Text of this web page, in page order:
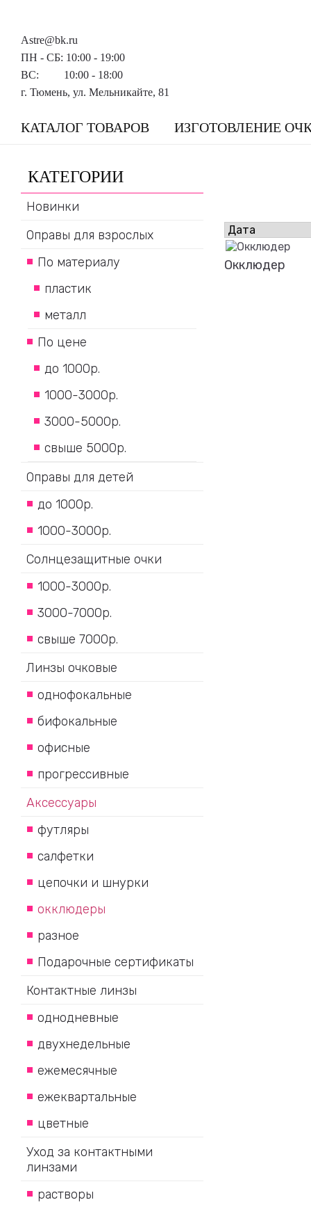
Astre@bk.ru
ПН - СБ: 10:00 - 19:00
ВС: 10:00 - 18:00
г. Тюмень, ул. Мельникайте, 81
КАТАЛОГ ТОВАРОВ ИЗГОТОВЛЕНИЕ
Окклюдер
КАТЕГОРИИ
Новинки
Оправы для взрослых
По материалу
пластик
металл
По цене
до 1000р.
1000-3000р.
3000-5000р.
свыше 5000р.
Оправы для детей
до 1000р.
1000-3000р.
Солнцезащитные очки
1000-3000р.
3000-7000р.
свыше 7000р.
Линзы очковые
однофокальные
бифокальные
офисные
прогрессивные
Аксессуары
футляры
салфетки
цепочки и шнурки
окклюдеры
разное
Подарочные сертификаты
Контактные линзы
однодневные
двухнедельные
ежемесячные
ежеквартальные
цветные
Уход за контактными
линзами
растворы